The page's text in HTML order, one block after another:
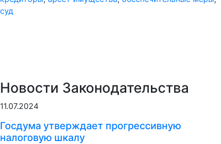
суд
Новости Законодательства
11.07.2024
Госдума утверждает прогрессивную
налоговую шкалу